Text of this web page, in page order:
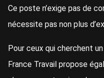
Ce poste n’exige pas de
nécessite pas non plus
Pour ceux qui cherchent
France Travail propose